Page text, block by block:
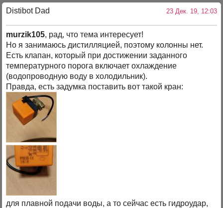
Distibot Dad 23 Дек. 19, 12:03
murzik105, рад, что тема интересует!
Но я занимаюсь дистилляцией, поэтому колонны нет.
Есть клапан, который при достижении заданного
температурного порога включает охлаждение
(водопроводную воду в холодильник).
Правда, есть задумка поставить вот такой кран:
для плавной подачи воды, а то сейчас есть гидроудар,